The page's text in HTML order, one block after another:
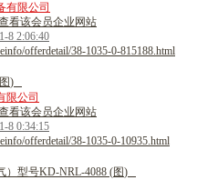
有限公司
看该会员企业网站
8 2:06:40
offerdetail/38-1035-0-815188.html
图)
限公司
看该会员企业网站
8 0:34:15
offerdetail/38-1035-0-10935.html
） 型号KD-NRL-4088 (图)